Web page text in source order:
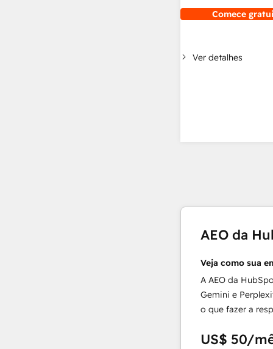
Comece
Ver detalhes
AEO da
Veja como sua
A AEO da
Gemini e
o que fazer a
US$ 50/